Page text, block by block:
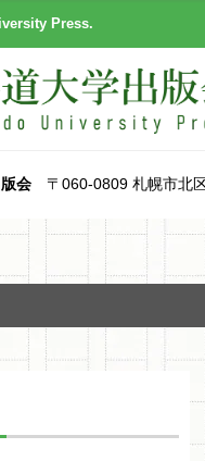
Press.
会〒060-0809 札幌市北